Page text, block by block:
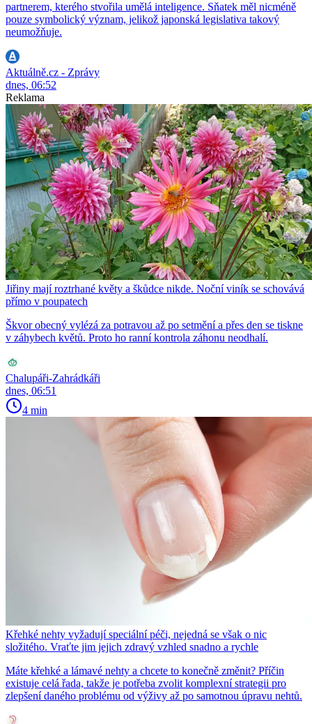
partnerem, kterého stvořila umělá inteligence. Sňatek měl nicméně
pouze symbolický význam, jelikož japonská legislativa takový
neumožňuje.
Aktuálně.cz - Zprávy
dnes, 06:52
Reklama
Jiřiny mají roztrhané květy a škůdce nikde. Noční viník se schovává
přímo v poupatech
Škvor obecný vylézá za potravou až po setmění a přes den se tiskne
v záhybech květů. Proto ho ranní kontrola záhonu neodhalí.
Chalupáři-Zahrádkáři
dnes, 06:51
4 min
Křehké nehty vyžadují speciální péči, nejedná se však o nic
složitého. Vraťte jim jejich zdravý vzhled snadno a rychle
Máte křehké a lámavé nehty a chcete to konečně změnit? Příčin
existuje celá řada, takže je potřeba zvolit komplexní strategii pro
zlepšení daného problému od výživy až po samotnou úpravu nehtů.